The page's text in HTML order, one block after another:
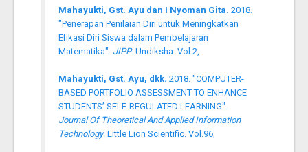
Mahayukti, Gst. Ayu dan I Nyoman Gita. 2018.
"Penerapan Penilaian Diri untuk Meningkatkan
Efikasi Diri Siswa dalam Pembelajaran
Matematika". JIPP. Undiksha. Vol.2,
Mahayukti, Gst. Ayu, dkk. 2018. "COMPUTER-
BASED PORTFOLIO ASSESSMENT TO ENHANCE
STUDENTS’ SELF-REGULATED LEARNING".
Journal Of Theoretical And Applied Information
Technology. Little Lion Scientific. Vol.96,